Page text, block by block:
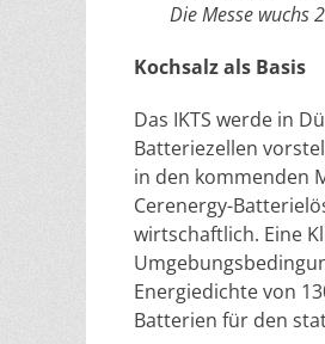
Die Messe wuchs
Kochsalz als Basis
Das IKTS werde in
Batteriezellen
in den kommenden
Cerenergy-
wirtschaftlich. Eine
Energiedichte von
Batterien für den